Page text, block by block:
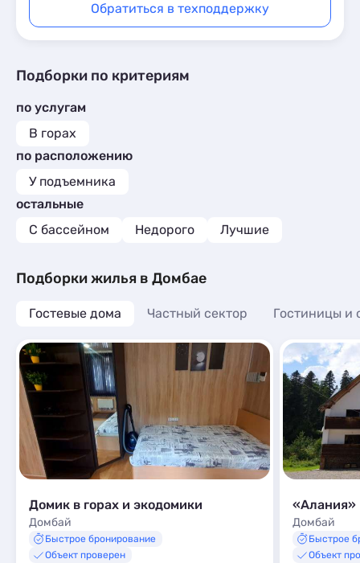
Обратиться в техподдержку
Подборки по критериям
по услугам
В горах
по расположению
У подъемника
остальные
С бассейном
Недорого Лучшие
Подборки жилья в Домбае
Гостевые дома Частный сектор Гостиницы и
Домик в горах и экодомики
Домбай
Быстрое бронирование
Объект проверен
«Алания»
Домбай
Быстрое
Объект